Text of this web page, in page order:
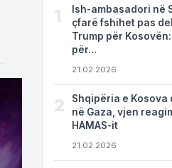
1
Ish-ambasadori në
çfarë fshihet pas
Trump për
për…
21.02.2026
2
Shqipëria e
në Gaza, vjen
HAMAS-it
21.02.2026